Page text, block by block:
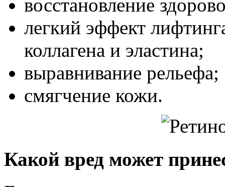
восстановление
легкий эффект
коллагена и эластина;
выравнивание рельефа;
смягчение кожи.
Какой вред может